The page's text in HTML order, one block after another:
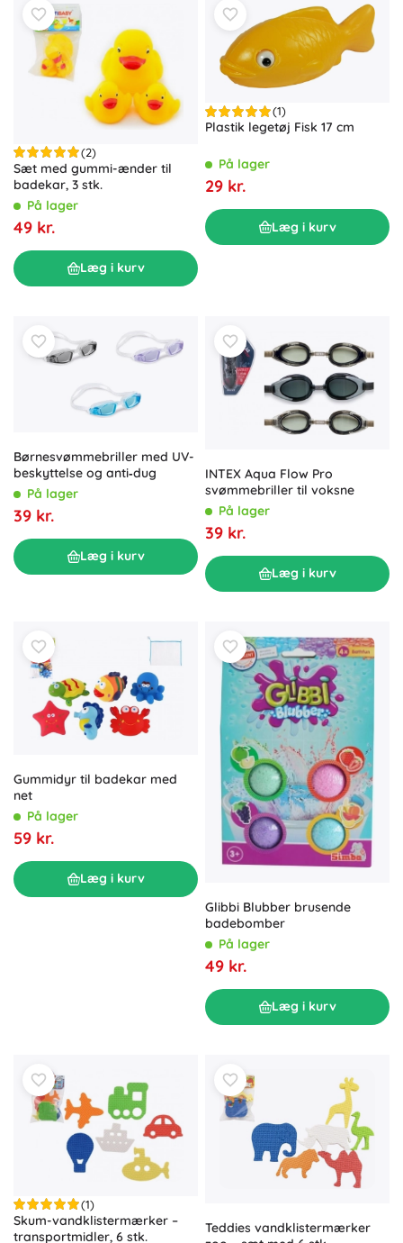
(2)
Sæt med gummi-ænder til
badekar, 3 stk.
På lager
49 kr.
Læg i kurv
(1)
Plastik legetøj Fisk 17 cm
På lager
29 kr.
Læg i kurv
Børnesvømmebriller med UV-
beskyttelse og anti‑dug
På lager
39 kr.
Læg i kurv
INTEX Aqua Flow Pro
svømmebriller til voksne
På lager
39 kr.
Læg i kurv
Gummidyr til badekar med
net
På lager
59 kr.
Læg i kurv
Glibbi Blubber brusende
badebomber
På lager
49 kr.
Læg i kurv
(1)
Skum-vandklistermærker –
transportmidler, 6 stk.
Teddies vandklistermærker